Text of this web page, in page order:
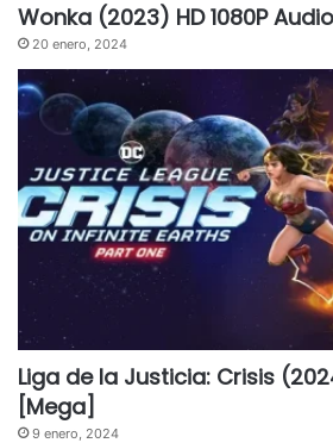
Wonka (2023) HD 1080P
20 enero, 2024
Liga de la Justicia: Crisis
[Mega]
9 enero, 2024